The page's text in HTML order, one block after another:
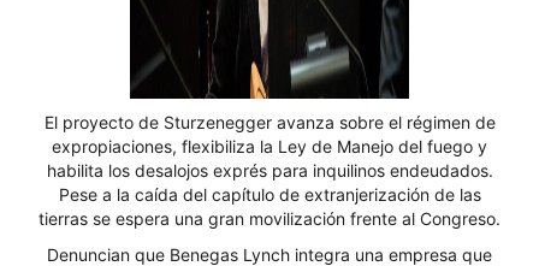
El proyecto de Sturzenegger avanza sobre el régimen de
expropiaciones, flexibiliza la Ley de Manejo del fuego y
habilita los desalojos exprés para inquilinos endeudados.
Pese a la caída del capítulo de extranjerización de las
tierras se espera una gran movilización frente al Congreso.
Denuncian que Benegas Lynch integra una empresa que